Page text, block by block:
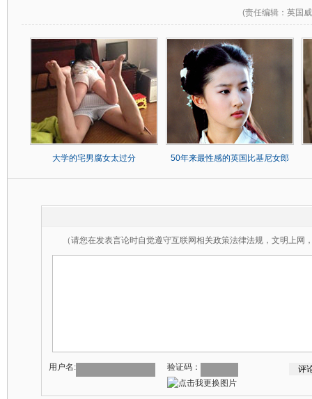
(责任编辑 ：英国
大学的宅男腐女太过分 50年来最性感的英国比基尼女郎
（请您在发表言论时自觉遵守互联网相关政策法律法规，文明上网
用户名: 验证码：